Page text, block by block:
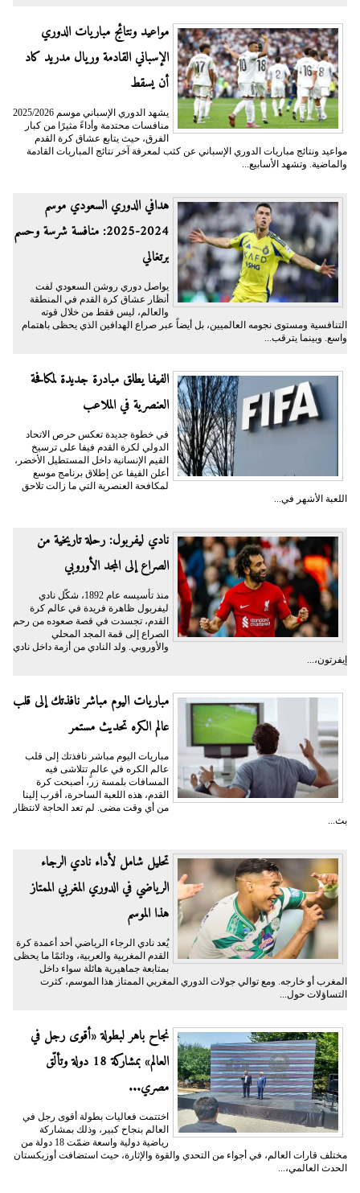
مواعيد ونتائج مباريات الدوري
الإسباني القادمة وريال مدريد كاد
أن يسقط
يشهد الدوري الإسباني موسم 2025/2026
منافسات محتدمة وأداءً مثيرًا من كبار
الفرق، حيث يتابع عشاق كرة القدم
مواعيد ونتائج مباريات الدوري الإسباني عن كثب لمعرفة آخر نتائج المباريات القادمة
والماضية. وتشهد الأسابيع...
هدافي الدوري السعودي موسم
2024-2025: منافسة شرسة وحسم
برتغالي
يواصل دوري روشن السعودي لفت
أنظار عشاق كرة القدم في المنطقة
والعالم، ليس فقط من خلال قوته
التنافسية ومستوى نجومه العالميين، بل أيضاً عبر صراع الهدافين الذي يحظى باهتمام
واسع. وبينما يترقب...
الفيفا يطلق مبادرة جديدة لمكافحة
العنصرية في الملاعب
في خطوة جديدة تعكس حرص الاتحاد
الدولي لكرة القدم فيفا على ترسيخ
القيم الإنسانية داخل المستطيل الأخضر،
أعلن الفيفا عن إطلاق برنامج موسع
لمكافحة العنصرية التي ما زالت تلاحق
اللعبة الأشهر في...
نادي ليفربول: رحلة تاريخية من
الصراع إلى المجد الأوروبي
منذ تأسيسه عام 1892، شكّل نادي
ليفربول ظاهرة فريدة في عالم كرة
القدم، تجسدت في قصة صعوده من رحم
الصراع إلى قمة المجد المحلي
والأوروبي. ولد النادي من أزمة داخل نادي
إيفرتون،...
مباريات اليوم مباشر نافذتك إلى قلب
عالم الكره تحديث مستمر
مباريات اليوم مباشر نافذتك إلى قلب
عالم الكره في عالمٍ تتلاشى فيه
المسافات بلمسة زر، أصبحت كرة
القدم، هذه اللعبة الساحرة، أقرب إلينا
من أي وقت مضى. لم تعد الحاجة لانتظار
بث...
تحليل شامل لأداء نادي الرجاء
الرياضي في الدوري المغربي الممتاز
هذا الموسم
يُعد نادي الرجاء الرياضي أحد أعمدة كرة
القدم المغربية والعربية، ودائمًا ما يحظى
بمتابعة جماهيرية هائلة سواء داخل
المغرب أو خارجه. ومع توالي جولات الدوري المغربي الممتاز هذا الموسم، كثرت
التساؤلات حول...
نجاح باهر لبطولة «أقوى رجل في
العالم» بمشاركة 18 دولة وتألّق
مصري...
اختتمت فعاليات بطولة أقوى رجل في
العالم بنجاح كبير، وذلك بمشاركة
رياضية دولية واسعة ضمّت 18 دولة من
مختلف قارات العالم، في أجواء من التحدي والقوة والإثارة، حيث استضافت أوزبكستان
الحدث العالمي،...